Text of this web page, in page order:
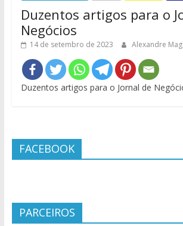
Duzentos artigos para o
Negócios
14 de setembro de 2023 Alexandre
Duzentos artigos para o Jornal de
FACEBOOK
PARCEIROS